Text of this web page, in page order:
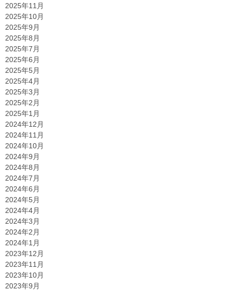
2025年11月
2025年10月
2025年9月
2025年8月
2025年7月
2025年6月
2025年5月
2025年4月
2025年3月
2025年2月
2025年1月
2024年12月
2024年11月
2024年10月
2024年9月
2024年8月
2024年7月
2024年6月
2024年5月
2024年4月
2024年3月
2024年2月
2024年1月
2023年12月
2023年11月
2023年10月
2023年9月